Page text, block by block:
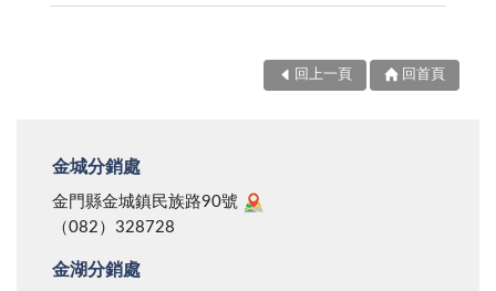
又是警局排定全縣同步擴大取締酒駕的日子，我們願籲
請所有駕駛朋友，能養成「酒後不開車、開車不喝酒」
的安全，降低肇事機率，讓所有鄉親「快快樂樂出門、
包括，行政機關、企業經營者，以及消費者本身三個主
公部門應對「積非成是」的消費觀念予以適時的導正，
並以有效的宣教、查察、保護措施，確保消費者的基本
權益。 況且，對商家而言，消保工作絕不是負擔。
經驗顯示，消費者利益與商家利益不但不會相互衝突，
回上一頁 回首頁
金城分銷處
金門縣金城鎮民族路90號
（082）328728
金湖分銷處